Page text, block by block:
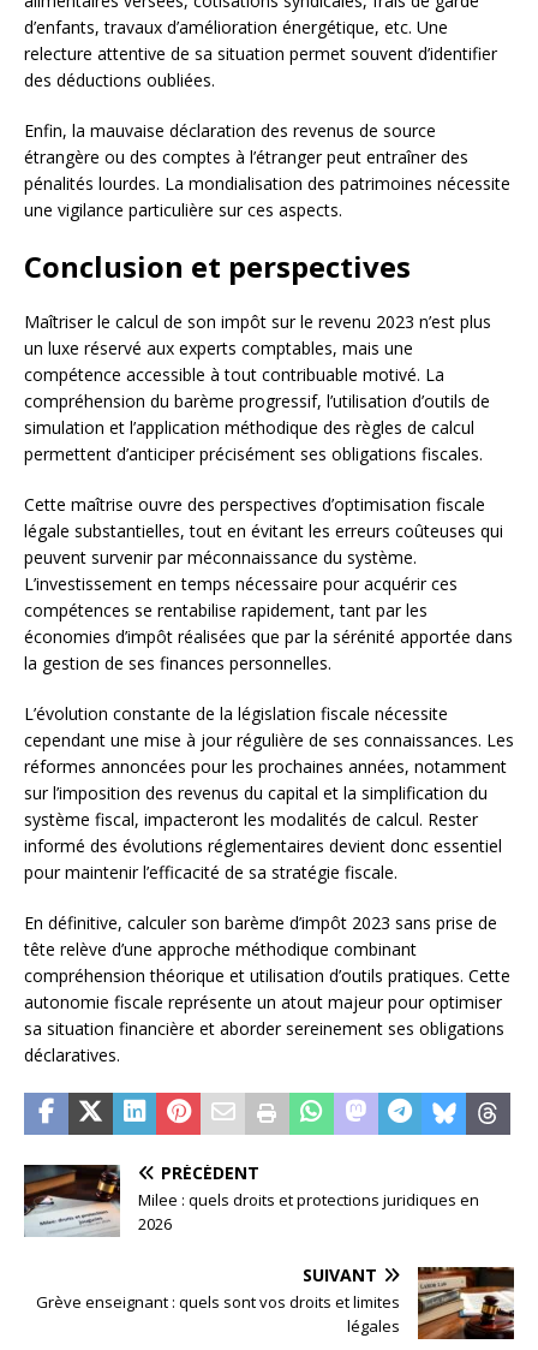
d’enfants, travaux d’amélioration énergétique, etc. Une
relecture attentive de sa situation permet souvent d’identifier
des déductions oubliées.
Enfin, la mauvaise déclaration des revenus de source
étrangère ou des comptes à l’étranger peut entraîner des
pénalités lourdes. La mondialisation des patrimoines nécessite
une vigilance particulière sur ces aspects.
Conclusion et perspectives
Maîtriser le calcul de son impôt sur le revenu 2023 n’est plus
un luxe réservé aux experts comptables, mais une
compétence accessible à tout contribuable motivé. La
compréhension du barème progressif, l’utilisation d’outils de
simulation et l’application méthodique des règles de calcul
permettent d’anticiper précisément ses obligations fiscales.
Cette maîtrise ouvre des perspectives d’optimisation fiscale
légale substantielles, tout en évitant les erreurs coûteuses qui
peuvent survenir par méconnaissance du système.
L’investissement en temps nécessaire pour acquérir ces
compétences se rentabilise rapidement, tant par les
économies d’impôt réalisées que par la sérénité apportée dans
la gestion de ses finances personnelles.
L’évolution constante de la législation fiscale nécessite
cependant une mise à jour régulière de ses connaissances. Les
réformes annoncées pour les prochaines années, notamment
sur l’imposition des revenus du capital et la simplification du
système fiscal, impacteront les modalités de calcul. Rester
informé des évolutions réglementaires devient donc essentiel
pour maintenir l’efficacité de sa stratégie fiscale.
En définitive, calculer son barème d’impôt 2023 sans prise de
tête relève d’une approche méthodique combinant
compréhension théorique et utilisation d’outils pratiques. Cette
autonomie fiscale représente un atout majeur pour optimiser
sa situation financière et aborder sereinement ses obligations
déclaratives.
PRÉCÉDENT
Milee : quels droits et protections juridiques en
2026
SUIVANT
Grève enseignant : quels sont vos droits et limites
légales